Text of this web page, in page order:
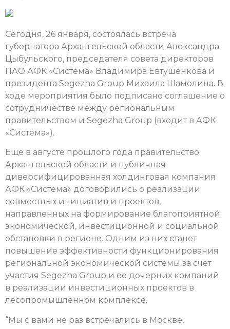
Сегодня, 26 января, состоялась встреча
губернатора Архангельской области Александра
Цыбульского, председателя совета директоров
ПАО АФК «Система» Владимира Евтушенкова и
президента Segezha Group Михаила Шамолина. В
ходе мероприятия было подписано соглашение о
сотрудничестве между региональным
правительством и Segezha Group (входит в АФК
«Система»).
Еще в августе прошлого года правительство
Архангельской области и публичная
диверсифицированная холдинговая компания
АФК «Система» договорились о реализации
совместных инициатив и проектов,
направленных на формирование благоприятной
экономической, инвестиционной и социальной
обстановки в регионе. Одним из них станет
повышение эффективности функционирования
региональной экономической системы за счет
участия Segezha Group и ее дочерних компаний
в реализации инвестиционных проектов в
лесопромышленном комплексе.
“Мы с вами не раз встречались в Москве,